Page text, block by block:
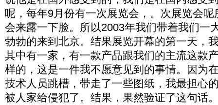
呢，每年9月份有一次展览会，。次展览会
会来露一下脸。所以2003年我们带着我们一
勃勃的来到北京。结果展览开幕的第一天，
其中有一家，有一款产品跟我们的主流这款
样的，这是一件我不愿意见到的事情。因为
技术人员跳槽，带走了一些图纸，我最担心
被人家给侵犯了。结果，果然验证了这句话